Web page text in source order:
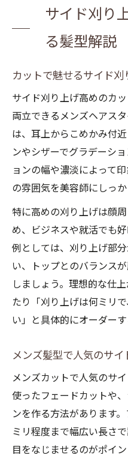
サイド刈り
る髪型解説
カットで魅せるサイド刈
サイド刈り上げ高めのカ
両立できるメンズヘアス
は、耳上からこめかみ付
ンやシザーでグラデーシ
ョンの幅や濃淡によって
の雰囲気を美容師にしっ
特に高めの刈り上げは顔
め、ビジネスや就活でも
例としては、刈り上げ部
い、トップとのバランス
しましょう。理想的な仕
たり「刈り上げは何ミリ
い」と具体的にオーダーす
メンズ髪型で人気のサ
メンズカットで人気のサ
使ったフェードカットや
ンを作る方法があります
ミリ程度まで幅広い長さ
目をなじませるのがポイ